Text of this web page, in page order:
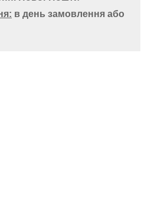
в день замовлення або